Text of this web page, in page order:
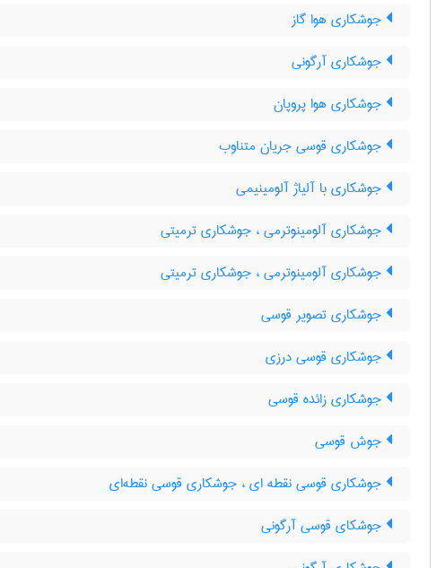
جوشکاری هوا گاز
جوشکاری آرگونی
جوشکاری هوا پروپان
جوشکاری قوسی جریان متناوب
جوشکاری با آلیاژ آلومینیمی
جوشکاری آلومینوترمی ، جوشکاری ترمیتی
جوشکاری آلومینوترمی ، جوشکاری ترمیتی
جوشکاری تصویر قوسی
جوشکاری قوسی درزی
جوشکاری زائده قوسی
جوش قوسی
جوشکاری قوسی نقطه ای ، جوشکاری قوسی نقطه‌ای
جوشکای قوسی آرگونی